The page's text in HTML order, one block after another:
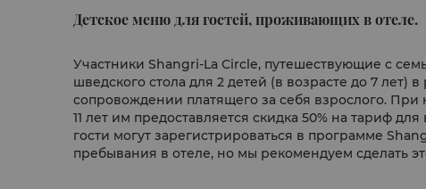
Детское меню для гостей, проживающих в отеле.
Участники Shangri-La Circle, путешествующие с
шведского стола для 2 детей (в возрасте до 7 лет)
сопровождении платящего за себя взрослого. При
11 лет им предоставляется скидка 50% на тариф
гости могут зарегистрироваться в программе
пребывания в отеле, но мы рекомендуем сделать